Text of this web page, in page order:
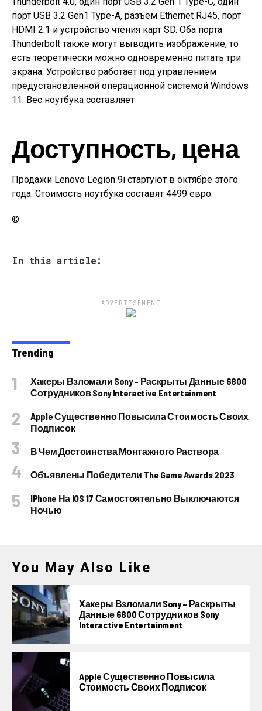
порт USB 3.2 Gen1 Type-A, разъём Ethernet RJ45, порт
HDMI 2.1 и устройство чтения карт SD. Оба порта
Thunderbolt также могут выводить изображение, то
есть теоретически можно одновременно питать три
экрана. Устройство работает под управлением
предустановленной операционной системой Windows
11. Вес ноутбука составляет
Доступность, цена
Продажи Lenovo Legion 9i стартуют в октябре этого
года. Стоимость ноутбука составят 4499 евро.
©
In this article:
ADVERTISEMENT
Trending
Хакеры Взломали Sony – Раскрыты Данные 6800
Сотрудников Sony Interactive Entertainment
Apple Существенно Повысила Стоимость Своих
Подписок
В Чем Достоинства Монтажного Раствора
Объявлены Победители The Game Awards 2023
IPhone На IOS 17 Самостоятельно Выключаются
Ночью
You May Also Like
Хакеры Взломали Sony – Раскрыты
Данные 6800 Сотрудников Sony
Interactive Entertainment
Apple Существенно Повысила
Стоимость Своих Подписок